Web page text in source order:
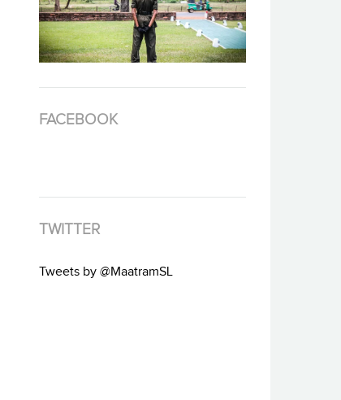
FACEBOOK
TWITTER
Tweets by @MaatramSL